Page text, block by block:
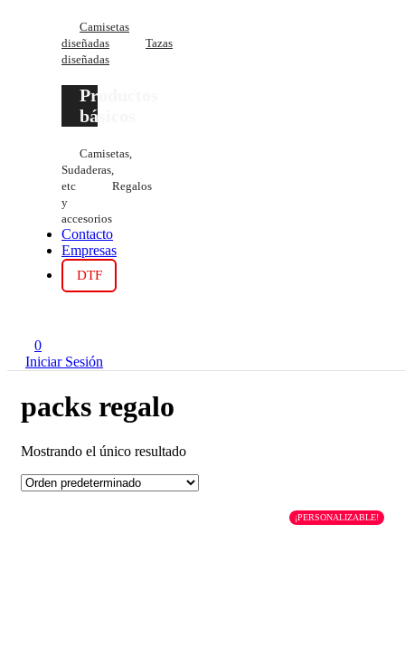
Camisetas
diseñadas
Tazas
diseñadas
Productos
básicos
Camisetas,
Sudaderas,
etc
Regalos
y
accesorios
Contacto
Empresas
DTF
0
Iniciar Sesión
packs regalo
Mostrando el único resultado
¡PERSONALIZABLE!